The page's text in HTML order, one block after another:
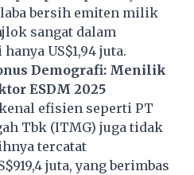
laba bersih emiten milik
sangat dalam
US$1,94 juta.
Demografi: Menilik
ESDM 2025
efisien seperti PT
Tbk (ITMG) juga tidak
tercatat
juta, yang berimbas